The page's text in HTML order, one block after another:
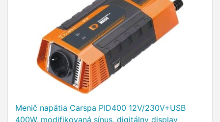
Menič napätia Carspa PID400 12V/230V+USB
400W, modifikovaná sínus, digitálny display